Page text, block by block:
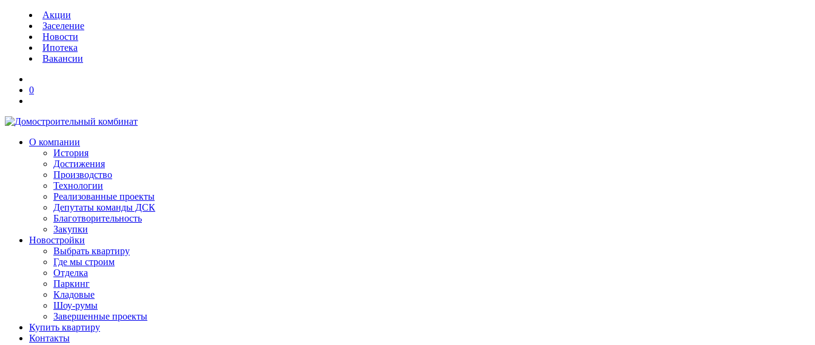
Акции
Заселение
Новости
Ипотека
Вакансии
0
О компании
История
Достижения
Производство
Технологии
Реализованные проекты
Депутаты команды ДСК
Благотворительность
Закупки
Новостройки
Выбрать квартиру
Где мы строим
Отделка
Паркинг
Кладовые
Шоу-румы
Завершенные проекты
Купить квартиру
Контакты